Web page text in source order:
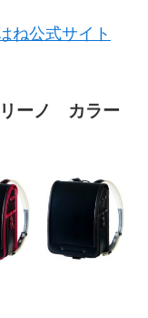
ね公式サイト
リーノ カラー